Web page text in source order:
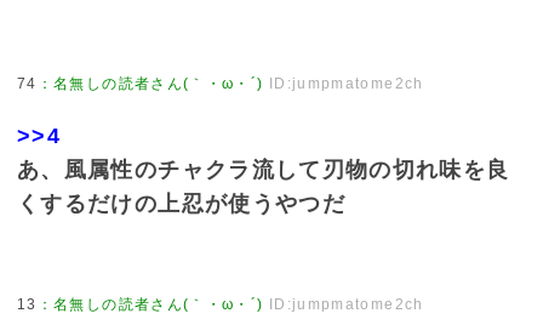
74 ：名無しの読者さん(｀・ω・´) ID:jumpmatome2ch
>>4
あ、風属性のチャクラ流して刃物の切れ味を良
くするだけの上忍が使うやつだ
13 ：名無しの読者さん(｀・ω・´) ID:jumpmatome2ch